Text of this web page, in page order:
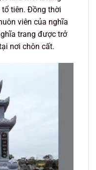
tiên. Đồng thời
viên của nghĩa
trang được trở
nơi chôn cất.